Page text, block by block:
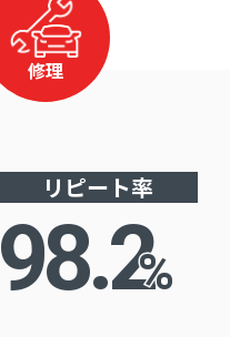
修理
リピート率
98.2%